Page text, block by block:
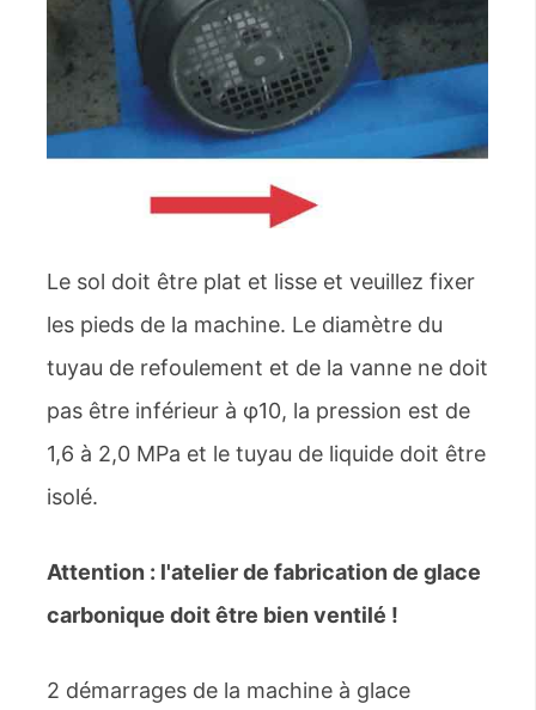
Le sol doit être plat et lisse et veuillez fixer
les pieds de la machine. Le diamètre du
tuyau de refoulement et de la vanne ne doit
pas être inférieur à φ10, la pression est de
1,6 à 2,0 MPa et le tuyau de liquide doit être
isolé.
Attention : l'atelier de fabrication de glace
carbonique doit être bien ventilé !
2 démarrages de la machine à glace